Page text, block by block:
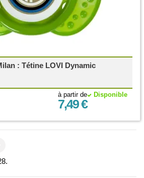
: Tétine LOVI Dynamic
Disponible
à partir de
7,49 €